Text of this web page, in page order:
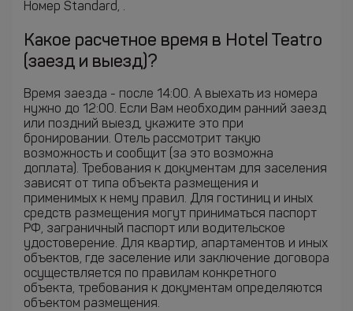
Номер Standard, .
Какое расчетное время в Hotel Teatro
(заезд и выезд)?
Время заезда - после 14:00. А выехать из номера
нужно до 12:00. Если Вам необходим ранний заезд
или поздний выезд, укажите это при
бронировании. Отель рассмотрит такую
возможность и сообщит (за это возможна
доплата). Требования к документам для заселения
зависят от типа объекта размещения и
применимых к нему правил. Для гостиниц и иных
средств размещения могут приниматься паспорт
РФ, заграничный паспорт или водительское
удостоверение. Для квартир, апартаментов и иных
объектов, где заселение или заключение договора
осуществляется по правилам конкретного
объекта, требования к документам определяются
объектом размещения.